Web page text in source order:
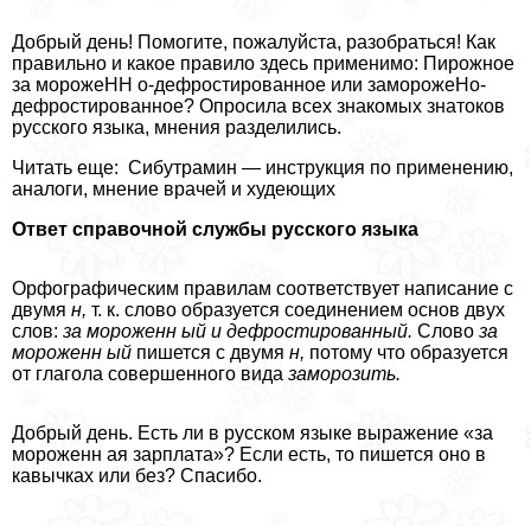
Добрый день! Помогите, пожалуйста, разобраться! Как
правильно и какое правило здесь применимо: Пирожное
за морожеНН о-дефростированное или заморожеНо-
дефростированное? Опросила всех знакомых знатоков
русского языка, мнения разделились.
Читать еще: Сибутрамин — инструкция по применению,
аналоги, мнение врачей и худеющих
Ответ справочной службы русского языка
Орфографическим правилам соответствует написание с
двумя н, т. к. слово образуется соединением основ двух
слов: за мороженн ый и дефростированный. Слово за
мороженн ый пишется с двумя н, потому что образуется
от глагола совершенного вида заморозить.
Добрый день. Есть ли в русском языке выражение «за
мороженн ая зарплата»? Если есть, то пишется оно в
кавычках или без? Спасибо.